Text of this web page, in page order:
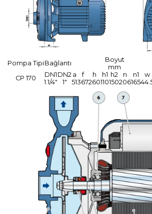
Pompa TipiBağlantı
Boyut
mm
CP 170
DN1 DN2 a f h h1 h2 n n1 w
1.1/4"
1" 51367260110150206165